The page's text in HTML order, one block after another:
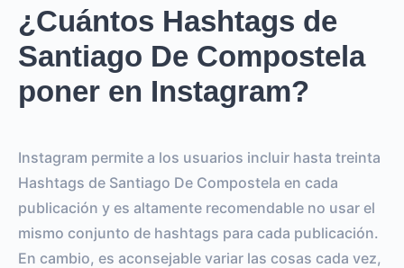
¿Cuántos Hashtags de
Santiago De Compostela
poner en Instagram?
Instagram permite a los usuarios incluir hasta treinta
Hashtags de Santiago De Compostela en cada
publicación y es altamente recomendable no usar el
mismo conjunto de hashtags para cada publicación.
En cambio, es aconsejable variar las cosas cada vez,